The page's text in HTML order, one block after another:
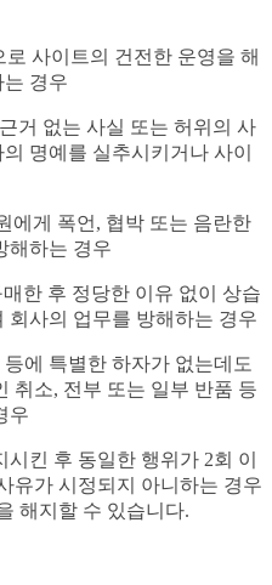
사이트의 건전한 운영을 해
경우
거 없는 사실 또는 허위의 사
명예를 실추시키거나 사이
에게 폭언, 협박 또는 음란한
해하는 경우
한 후 정당한 이유 없이 상습
회사의 업무를 방해하는 경우
에 특별한 하자가 없는데도
취소, 전부 또는 일부 반품 등
우
킨 후 동일한 행위가 2회 이
유가 시정되지 아니하는 경우
해지할 수 있습니다.